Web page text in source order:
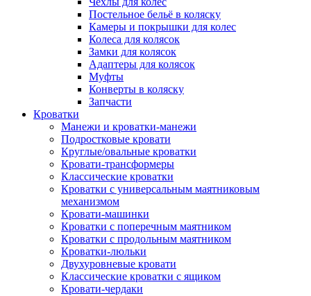
Постельное бельё в коляску
Камеры и покрышки для колес
Колеса для колясок
Замки для колясок
Адаптеры для колясок
Муфты
Конверты в коляску
Запчасти
Кроватки
Манежи и кроватки-манежи
Подростковые кровати
Круглые/овальные кроватки
Кровати-трансформеры
Классические кроватки
Кроватки с универсальным маятниковым
механизмом
Кровати-машинки
Кроватки с поперечным маятником
Кроватки с продольным маятником
Кроватки-люльки
Двухуровневые кровати
Классические кроватки с ящиком
Кровати-чердаки